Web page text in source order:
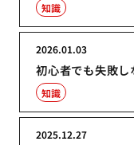
知識
初心者でも失敗
2026.01.03
知識
2025.12.27